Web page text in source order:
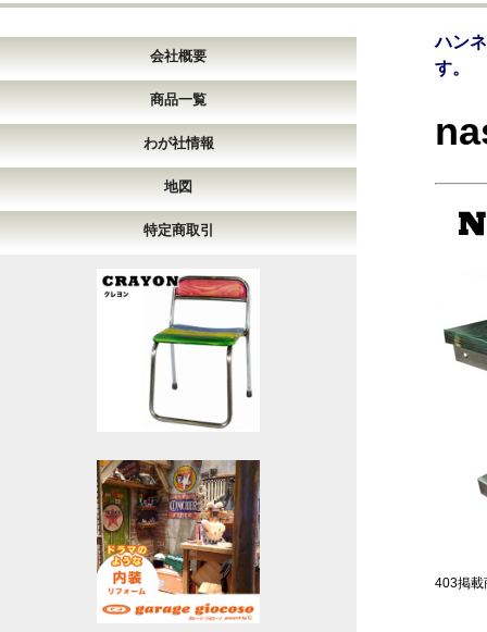
会社概要
商品一覧
わが社情報
地図
特定商取引
ハン
す。
403掲載